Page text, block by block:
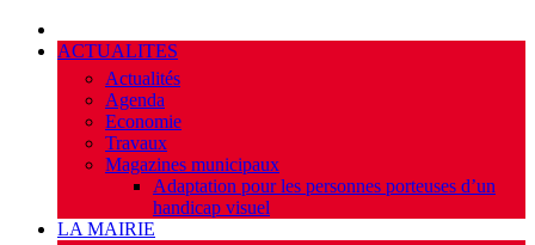
ACTUALITES
Actualités
Agenda
Economie
Travaux
Magazines municipaux
Adaptation pour les personnes porteuses d’un
handicap visuel
LA MAIRIE